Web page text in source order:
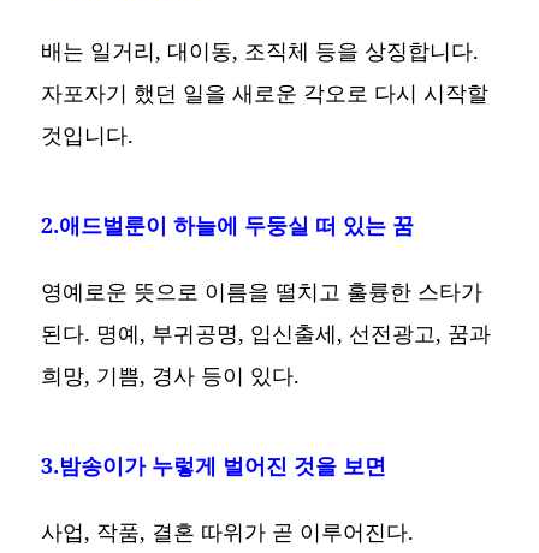
배는 일거리, 대이동, 조직체 등을 상징합니다.
자포자기 했던 일을 새로운 각오로 다시 시작할
것입니다.
2.애드벌룬이 하늘에 두둥실 떠 있는 꿈
영예로운 뜻으로 이름을 떨치고 훌륭한 스타가
된다. 명예, 부귀공명, 입신출세, 선전광고, 꿈과
희망, 기쁨, 경사 등이 있다.
3.밤송이가 누렇게 벌어진 것을 보면
사업, 작품, 결혼 따위가 곧 이루어진다.